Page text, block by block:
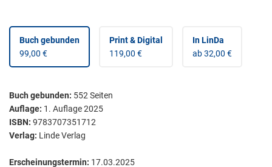
Buch gebunden
99,00 €
Print & Digital
119,00 €
In LinDa
ab 32,00 €
Buch gebunden: 552Seiten
Auflage: 1. Auflage 2025
ISBN: 9783707351712
Verlag: Linde Verlag
Erscheinungstermin: 17.03.2025